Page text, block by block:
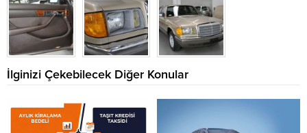
İlginizi Çekebilecek Diğer Konular